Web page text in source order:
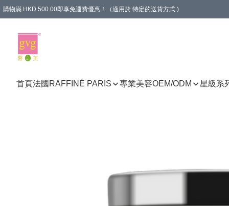
購物滿 HKD 500.00即享免運費優惠！（適用於 特定的送貨方式 )
首頁法國RAFFINÉ PARIS 專業美容OEM/ODM 星級系